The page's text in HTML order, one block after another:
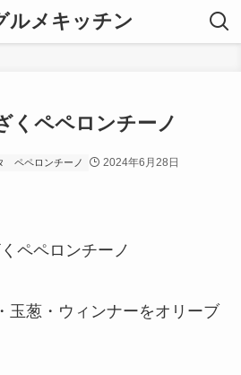
ルメキッチン
くペペロンチーノ
ペペロンチーノ 2024年6月28日
ペペロンチーノ
玉葱・ウィンナーをオリーブ